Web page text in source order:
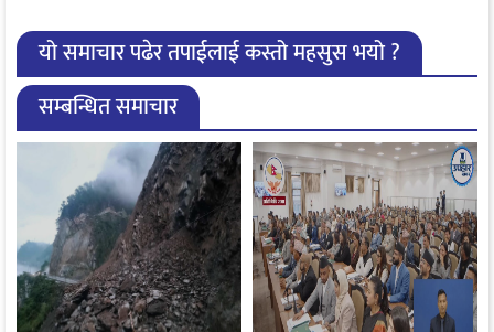
यो समाचार पढेर तपाईलाई कस्तो महसुस भयो ?
सम्बन्धित समाचार